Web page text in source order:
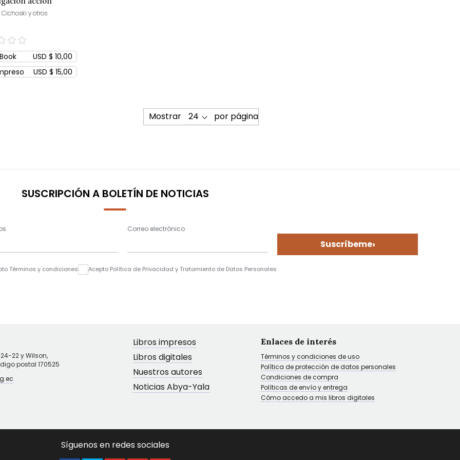
y otros
USD $ 10,00
USD $ 15,00
Mostrar por página
SUSCRIPCIÓN A BOLETÍN DE NOTICIAS
Correo electrónico
Suscríbeme›
Términos y condiciones Acepto Política de Privacidad y Tratamiento de Datos Personales
22 y Wilson,
postal 170525
Libros impresos
Libros digitales
Nuestros autores
Noticias Abya-Yala
Enlaces de interés
Términos y condiciones de uso
Política de protección de datos personales
Condiciones de compra
Políticas de envío y entrega
Cómo accedo a mis libros digitales
Síguenos en redes sociales